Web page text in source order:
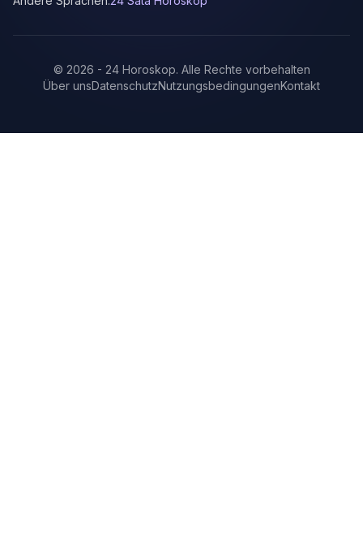
© 2026 - 24 Horoskop. Alle Rechte vorbehalten
Über unsDatenschutzNutzungsbedingungenKontakt